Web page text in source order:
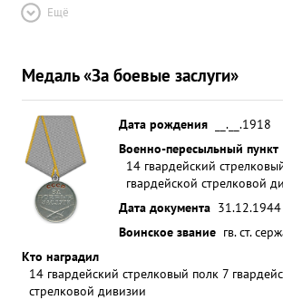
Ещё
Медаль «За боевые заслуги»
Дата рождения
__.__.1918
Военно-пересыльный пункт
14 гвардейский
гвардейской стрелковой
Дата документа 31.12.1944
Воинское звание гв. ст.
Кто наградил
14 гвардейский стрелковый полк 7
стрелковой дивизии